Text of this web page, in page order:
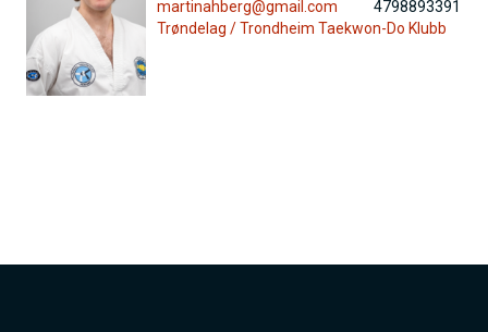
martinahberg@gmail.com
4798893391
Trøndelag /Trondheim Taekwon-Do Klubb